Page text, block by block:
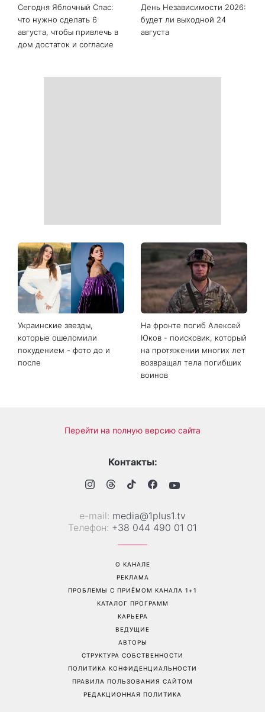
Сегодня Яблочный Спас:
что нужно сделать 6
августа, чтобы привлечь в
дом достаток и согласие
День Независимости 2026:
будет ли выходной 24
августа
Украинские звезды,
которые ошеломили
похудением - фото до и
после
На фронте погиб Алексей
Юков - поисковик, который
на протяжении многих лет
возвращал тела погибших
воинов
Перейти на полную версию сайта
Контакты:
е-mail: media@1plus1.tv
Телефон: +38 044 490 01 01
О КАНАЛЕ
РЕКЛАМА
ПРОБЛЕМЫ С ПРИЁМОМ КАНАЛА 1+1
КАТАЛОГ ПРОГРАММ
КАРЬЕРА
ВЕДУЩИЕ
АВТОРЫ
СТРУКТУРА СОБСТВЕННОСТИ
ПОЛИТИКА КОНФИДЕНЦИАЛЬНОСТИ
ПРАВИЛА ПОЛЬЗОВАНИЯ САЙТОМ
РЕДАКЦИОННАЯ ПОЛИТИКА